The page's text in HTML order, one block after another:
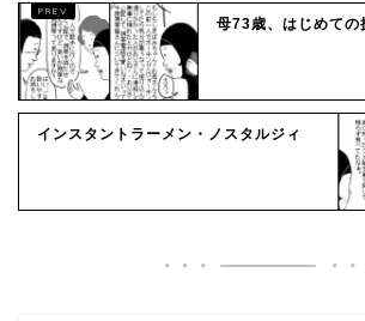
母73歳、はじめての
インスタントラーメン・ノスタルジィ